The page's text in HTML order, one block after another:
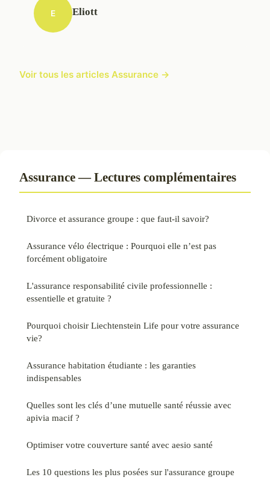
E Eliott
Voir tous les articles Assurance →
Assurance — Lectures complémentaires
Divorce et assurance groupe : que faut-il savoir?
Assurance vélo électrique : Pourquoi elle n’est pas
forcément obligatoire
L'assurance responsabilité civile professionnelle :
essentielle et gratuite ?
Pourquoi choisir Liechtenstein Life pour votre assurance
vie?
Assurance habitation étudiante : les garanties
indispensables
Quelles sont les clés d’une mutuelle santé réussie avec
apivia macif ?
Optimiser votre couverture santé avec aesio santé
Les 10 questions les plus posées sur l'assurance groupe